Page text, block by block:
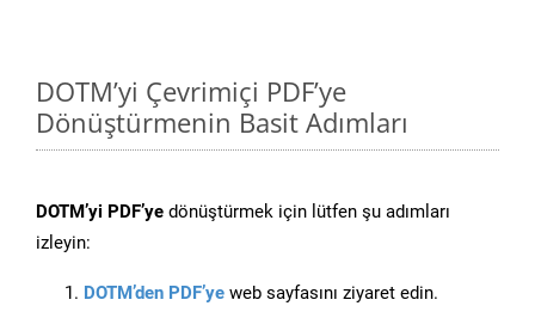
DOTM’yi Çevrimiçi PDF’ye
Dönüştürmenin Basit Adımları
DOTM’yi PDF’ye dönüştürmek için lütfen şu adımları
izleyin:
DOTM’den PDF’ye web sayfasını ziyaret edin.